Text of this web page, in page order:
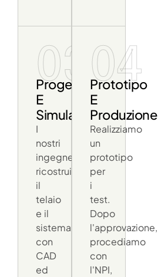
03
Progettazione
E
Simulazione
I
nostri
ingegneri
ricostruiscono
il
telaio
e il
sistema
con
CAD
ed
04
Prototipo
E
Produzione
Realizziamo
un
prototipo
per
i
test.
Dopo
l'approvazione,
procediamo
con
l'NPI,